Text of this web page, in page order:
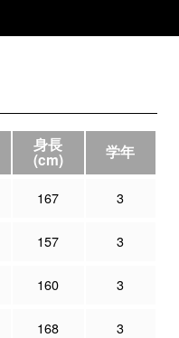
身長
(cm) 学年
167 3
157 3
160 3
168 3